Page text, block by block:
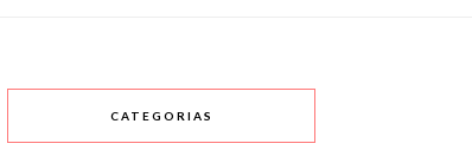
CATEGORIAS